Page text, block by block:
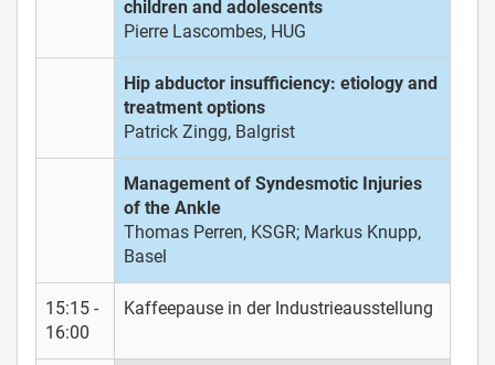
children and adolescents
Pierre Lascombes, HUG
Hip abductor insufficiency: etiology and
treatment options
Patrick Zingg, Balgrist
Management of Syndesmotic Injuries
of the Ankle
Thomas Perren, KSGR; Markus Knupp,
Basel
15:15 -
16:00
Kaffeepause in der Industrieausstellung